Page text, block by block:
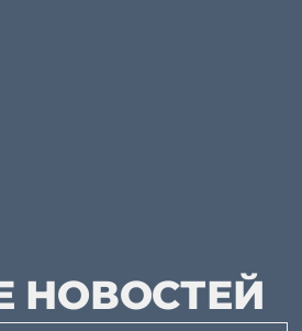
НОВОСТЕЙ